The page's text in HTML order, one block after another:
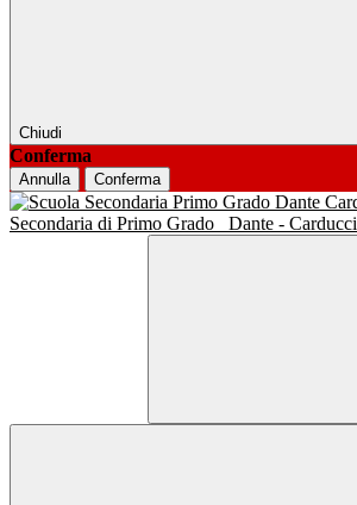
Chiudi
Conferma
Annulla Conferma
Secondaria di Primo Grado
Dante - Carducci